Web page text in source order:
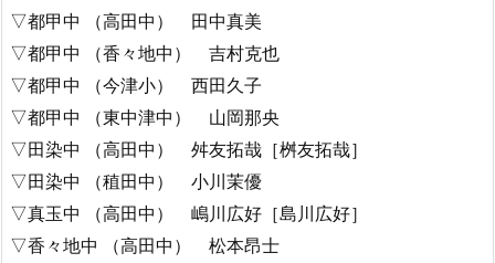
▽都甲中 （高田中） 田中真美
▽都甲中 （香々地中） 吉村克也
▽都甲中 （今津小） 西田久子
▽都甲中 （東中津中） 山岡那央
▽田染中 （高田中） 舛友拓哉［桝友拓哉］
▽田染中 （稙田中） 小川茉優
▽真玉中 （高田中） 嶋川広好［島川広好］
▽香々地中 （高田中） 松本昂士